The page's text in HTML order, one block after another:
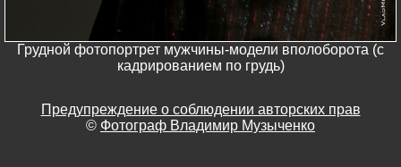
Грудной фотопортрет мужчины-модели вполоборота (с
кадрированием по грудь)
Предупреждение о соблюдении авторских прав
© Фотограф Владимир Музыченко